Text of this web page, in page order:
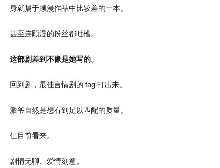
身就属于顾漫作品中比较差的一本。
甚至连顾漫的粉丝都吐槽。
这部剧差到不像是她写的。
回到剧，最佳言情剧的 tag 打出来。
派爷自然是想看到足以匹配的质量。
但目前看来。
剧情无聊、爱情刻意。